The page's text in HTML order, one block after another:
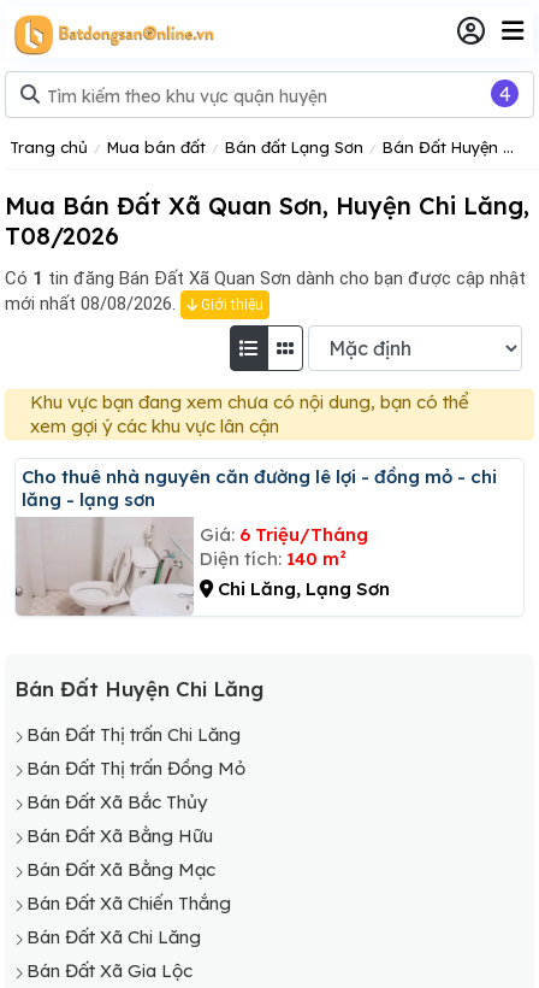
Trang chủ Mua bán đất Bán đất Lạng Sơn Bán Đất Huyện Chi Lăng
Mua Bán Đất Xã Quan Sơn, Huyện Chi Lăng,
T08/2026
Có 1 tin đăng Bán Đất Xã Quan Sơn dành cho bạn được cập nhật
mới nhất 08/08/2026.
Giới thiệu
Khu vực bạn đang xem chưa có nội dung, bạn có thể
xem gợi ý các khu vực lân cận
Cho thuê nhà nguyên căn đường lê lợi - đồng mỏ - chi
lăng - lạng sơn
Giá: 6 Triệu/Tháng
Diện tích: 140 m²
Chi Lăng, Lạng Sơn
Bán Đất Huyện Chi Lăng
Bán Đất Thị trấn Chi Lăng
Bán Đất Thị trấn Đồng Mỏ
Bán Đất Xã Bắc Thủy
Bán Đất Xã Bằng Hữu
Bán Đất Xã Bằng Mạc
Bán Đất Xã Chiến Thắng
Bán Đất Xã Chi Lăng
Bán Đất Xã Gia Lộc
4